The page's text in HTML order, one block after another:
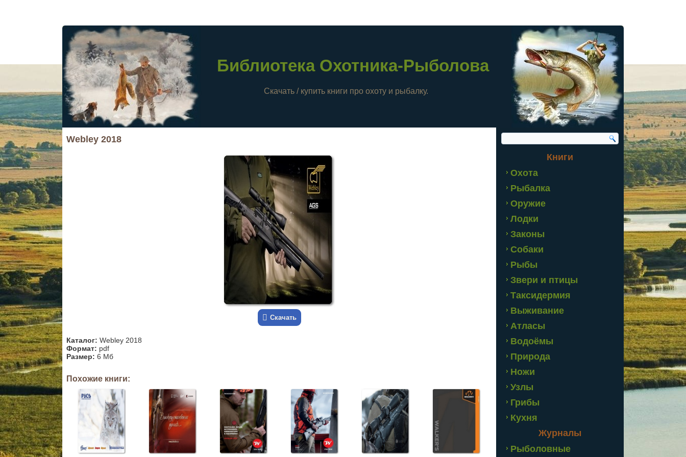
Библиотека Охотника-Рыболова
Скачать / купить книги про охоту и рыбалку.
Webley 2018
Скачать
Каталог: Webley 2018
Формат: pdf
Размер: 6 Мб
Похожие книги:
Книги
Охота
Рыбалка
Оружие
Лодки
Законы
Собаки
Рыбы
Звери и птицы
Таксидермия
Выживание
Атласы
Водоёмы
Природа
Ножи
Узлы
Грибы
Кухня
Журналы
Рыболовные